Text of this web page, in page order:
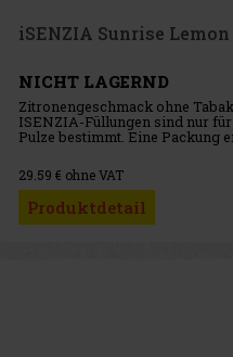
iSENZIA Sunrise
NICHT LAGERND
Zitronengeschmack ohne
ISENZIA-Füllungen sind nur
Pulze bestimmt. Eine Packung
29.59 € ohne VAT
Produktdetail